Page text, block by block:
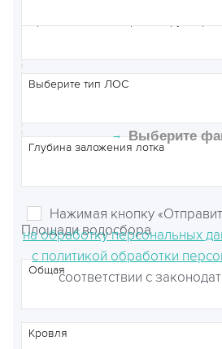
Выберите тип ЛОС
Глубина заложения лотка
Площади водосбора
Общая
Кровля
Чтобы прикрепить
→ Выберите
Нажимая кнопку
на обработку персональных
с политикой обработки
соответствии с